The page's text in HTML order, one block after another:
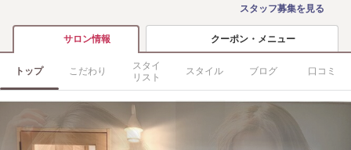
スタッフ募集を見る
サロン情報 クーポン・メニュー
トップ こだわり
スタイ
リスト
スタイル ブログ 口コミ